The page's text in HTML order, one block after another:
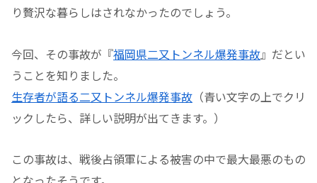
り贅沢な暮らしはされなかったのでしょう。
今回、その事故が『福岡県二又トンネル爆発事故』だとい
うことを知りました。
生存者が語る二又トンネル爆発事故 （青い文字の上でクリ
ックしたら、詳しい説明が出てきます。）
この事故は、戦後占領軍による被害の中で最大最悪のもの